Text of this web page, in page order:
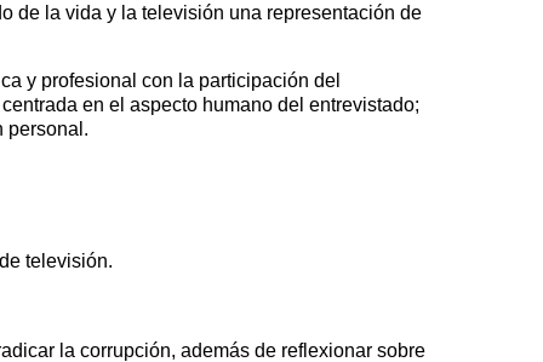
de la vida y la televisión una representación de
y profesional con la participación del
centrada en el aspecto humano del entrevistado;
personal.
televisión.
la corrupción, además de reflexionar sobre